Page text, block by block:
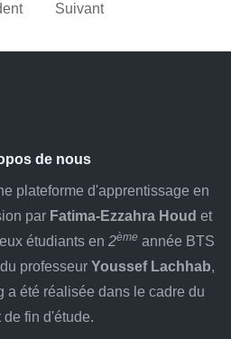
Suivant
de nous
plateforme d'apprentissage en
par Fatima-Ezzahra Houd et
étudiants en 2èmeannée BTS
professeur Youssef Lachhab,
a été réalisée dans le cadre du
de fin d'étude.